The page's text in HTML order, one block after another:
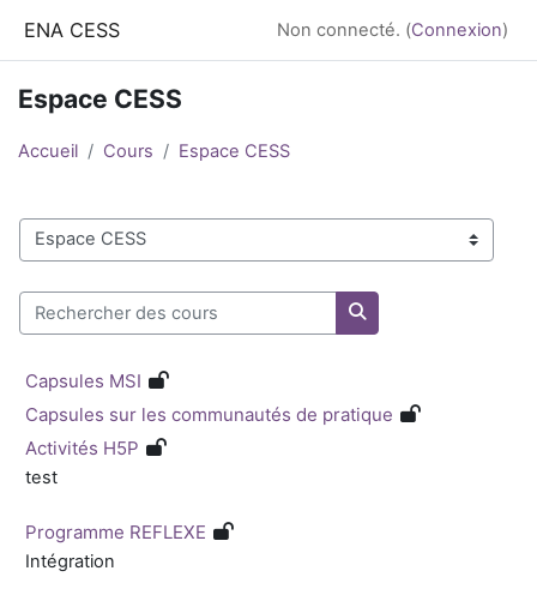
ENA CESS Non connecté. (Connexion)
Espace CESS
Accueil Cours Espace CESS
Catégories de cours
Rechercher des cours
Rechercher des
Capsules MSI
Capsules sur les communautés de pratique
Activités H5P
test
Programme REFLEXE
Intégration